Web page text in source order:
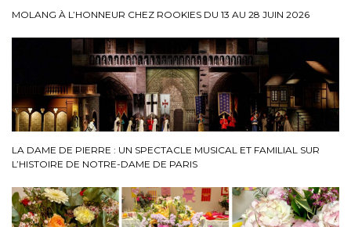
MOLANG À L’HONNEUR CHEZ ROOKIES DU 13 AU 28 JUIN 2026
LA DAME DE PIERRE : UN SPECTACLE MUSICAL ET FAMILIAL SUR
L’HISTOIRE DE NOTRE-DAME DE PARIS